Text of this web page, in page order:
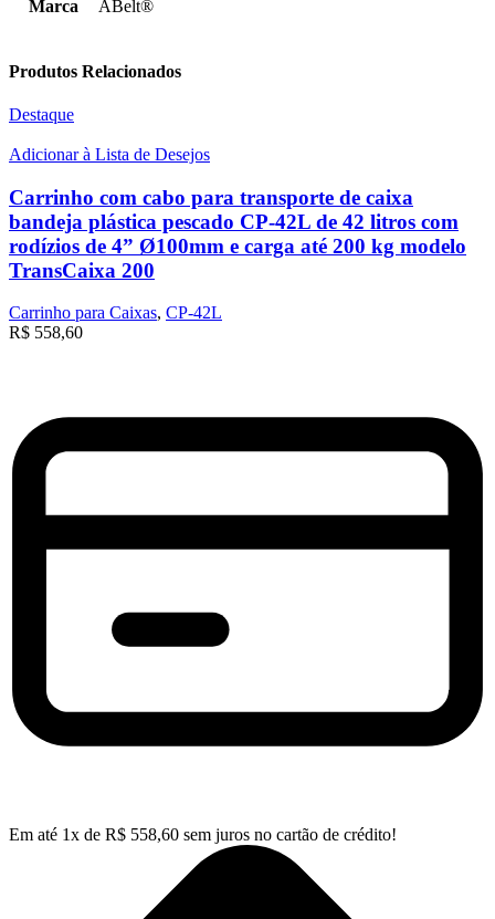
Marca ABelt®
Produtos Relacionados
Destaque
Adicionar à Lista de Desejos
Carrinho com cabo para transporte de caixa
bandeja plástica pescado CP-42L de 42 litros com
rodízios de 4” Ø100mm e carga até 200 kg modelo
TransCaixa 200
Carrinho para Caixas, CP-42L
R$ 558,60
Em até 1x de R$ 558,60 sem juros no cartão de crédito!